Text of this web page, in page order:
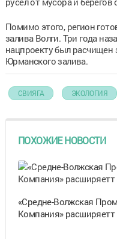
Помимо этого, регион
залива Волги. Три года
нацпроекту был расчищен
Юрманского залива.
СВИЯГА ЭКОЛОГИЯ
ПОХОЖИЕ НОВОСТИ
«Средне-Волжская
Компания»